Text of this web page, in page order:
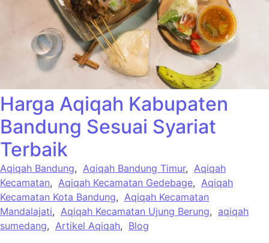
Harga Aqiqah Kabupaten
Bandung Sesuai Syariat
Terbaik
Aqiqah Bandung, Aqiqah Bandung Timur, Aqiqah
Kecamatan, Aqiqah Kecamatan Gedebage, Aqiqah
Kecamatan Kota Bandung, Aqiqah Kecamatan
Mandalajati, Aqiqah Kecamatan Ujung Berung, aqiqah
sumedang, Artikel Aqiqah, Blog